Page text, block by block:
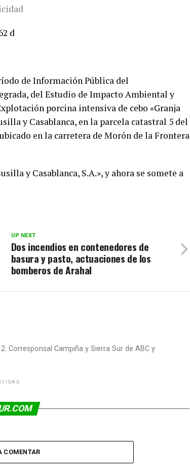
de Información Pública del
del Estudio de Impacto Ambiental y
porcina intensiva de cebo «Granja
y Casablanca, en la parcela catastral 5 del
en la carretera de Morón de la Frontera
y Casablanca, S.A.», y ahora se somete a
UP NEXT
Dos incendios en contenedores de
basura y pasto, actuaciones de los
bomberos de Arahal
Corresponsal Campiña y Sierra Sur de ABC y
COMENTAR